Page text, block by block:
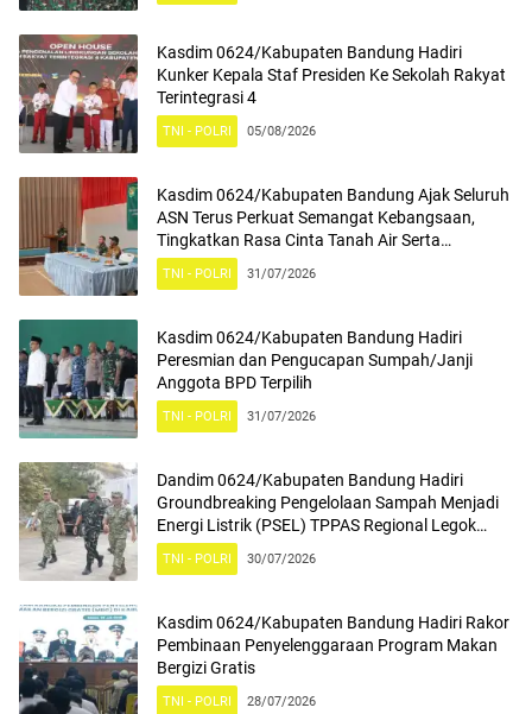
Kasdim 0624/Kabupaten Bandung Hadiri
Kunker Kepala Staf Presiden Ke Sekolah Rakyat
Terintegrasi 4
TNI - POLRI 05/08/2026
Kasdim 0624/Kabupaten Bandung Ajak Seluruh
ASN Terus Perkuat Semangat Kebangsaan,
Tingkatkan Rasa Cinta Tanah Air Serta
Mengamalkan Nilai Nilai Pancasila
TNI - POLRI 31/07/2026
Kasdim 0624/Kabupaten Bandung Hadiri
Peresmian dan Pengucapan Sumpah/Janji
Anggota BPD Terpilih
TNI - POLRI 31/07/2026
Dandim 0624/Kabupaten Bandung Hadiri
Groundbreaking Pengelolaan Sampah Menjadi
Energi Listrik (PSEL) TPPAS Regional Legok
Nangka
TNI - POLRI 30/07/2026
Kasdim 0624/Kabupaten Bandung Hadiri Rakor
Pembinaan Penyelenggaraan Program Makan
Bergizi Gratis
TNI - POLRI 28/07/2026